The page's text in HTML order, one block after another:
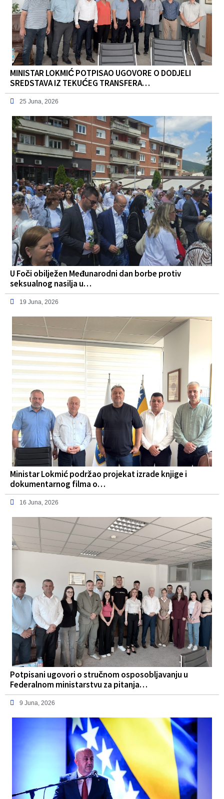
MINISTAR LOKMIĆ POTPISAO UGOVORE O DODJELI
SREDSTAVA IZ TEKUĆEG TRANSFERA…
25 Juna, 2026
U Foči obilježen Međunarodni dan borbe protiv
seksualnog nasilja u…
19 Juna, 2026
Ministar Lokmić podržao projekat izrade knjige i
dokumentarnog filma o…
16 Juna, 2026
Potpisani ugovori o stručnom osposobljavanju u
Federalnom ministarstvu za pitanja…
9 Juna, 2026